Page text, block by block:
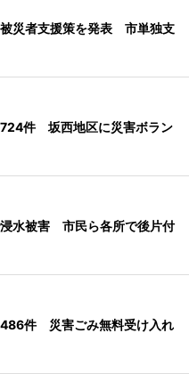
災者支援策を発表 市単独支
724件 坂西地区に災害ボラン
水被害 市民ら各所で後片付
486件 災害ごみ無料受け入れ